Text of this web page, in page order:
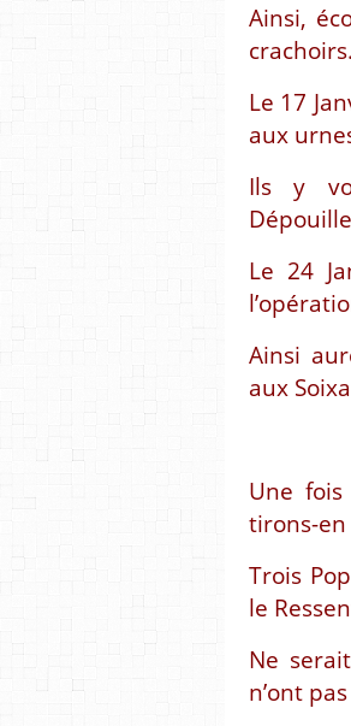
Ainsi,
crachoirs.
Le 17
aux
Ils y
Le 24
Ainsi
aux
Une
tirons-en
Trois
le
Ne
n’ont